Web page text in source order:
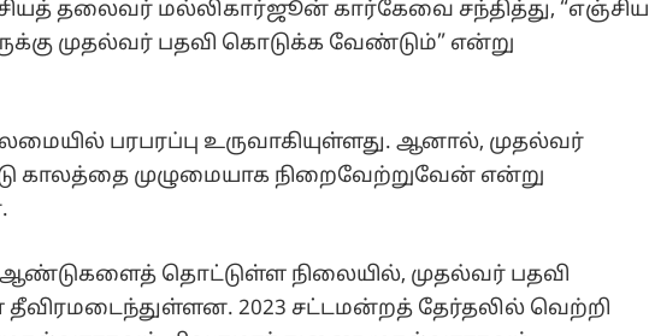
தலைவர் மல்லிகார்ஜூன் கார்கேவை சந்தித்து, “எஞ்சிய
முதல்வர் பதவி கொடுக்க வேண்டும்” என்று
பரபரப்பு உருவாகியுள்ளது. ஆனால், முதல்வர்
காலத்தை முழுமையாக நிறைவேற்றுவேன் என்று
ஆண்டுகளைத் தொட்டுள்ள நிலையில், முதல்வர் பதவி
தீவிரமடைந்துள்ளன. 2023 சட்டமன்றத் தேர்தலில் வெற்றி